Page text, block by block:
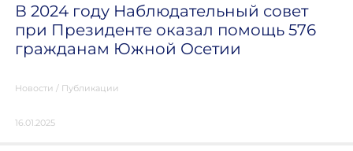
В 2024 году Наблюдательный совет
при Президенте оказал помощь 576
гражданам Южной Осетии
Новости / Публикации
16.01.2025